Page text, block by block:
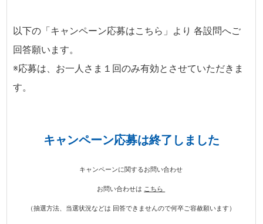
以下の「キャンペーン応募はこちら」より 各設問へご
回答願います。
※応募は、お一人さま１回のみ有効とさせていただきま
す。
キャンペーン応募は終了しました
キャンペーンに関するお問い合わせ
お問い合わせは こちら
（抽選方法、当選状況などは 回答できませんので何卒ご容赦願います）